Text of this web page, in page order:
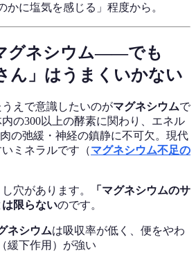
かに塩気を感じる」程度から。
グネシウム——でも
ん」はうまくいかない
えで意識したいのがマグネシウムで
の300以上の酵素に関わり、エネル
の弛緩・神経の鎮静に不可欠。現代
ミネラルです（マグネシウム不足の
穴があります。
「マグネシウムのサ
限らないのです。
ネシウムは吸収率が低く、便をやわ
緩下作用）が強い